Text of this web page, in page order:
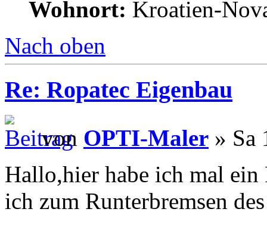
Wohnort: Kroatien-
Nach oben
Re: Ropatec Eigenbau
von OPTI-Maler » Sa
Hallo,hier habe ich mal ein
ich zum Runterbremsen